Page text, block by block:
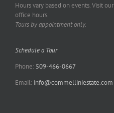
Hours vary based on events. Visit our
office hours.
Tours by appointment only.
Schedule a Tour
Phone: 509-466-0667
Email: info@commelliniestate.com